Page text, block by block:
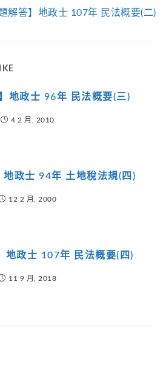
解答】地政士 107年 民法概要(二)
地政士 96年 民法概要(三)
4 2 月, 2010
地政士 94年 土地稅法規(四)
12 2 月, 2000
地政士 107年 民法概要(四)
11 9 月, 2018